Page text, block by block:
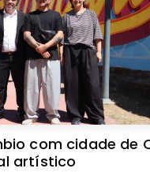
com cidade de Cali
artístico